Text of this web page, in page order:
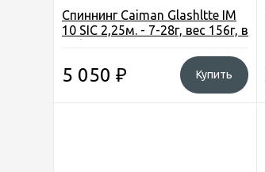
Спиннинг Caiman Glashltte IM
10 SIC 2,25м. - 7-28г, вес 156г, в
5 050 ₽ Купить